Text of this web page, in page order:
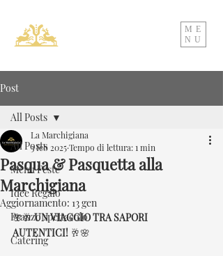
ME
NU
Post
All Posts
Menu Feste
Idee Regalo
Pranzo spettacolo
Catering
All Posts
Pasqua & Pasquetta alla
Marchigiana
La Marchigiana
3 feb 2025Tempo di lettura: 1 min
Aggiornamento: 13 gen
🌸🥂 UN VIAGGIO TRA SAPORI
AUTENTICI! 🥂🌸